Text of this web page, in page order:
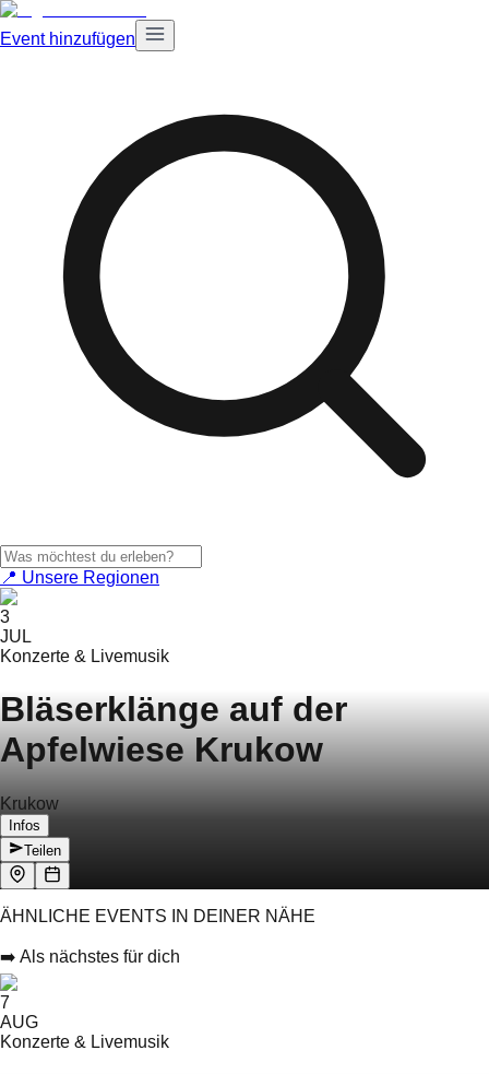
Event hinzufügen
📍 Unsere Regionen
3
JUL
Konzerte & Livemusik
Bläserklänge auf der
Apfelwiese Krukow
Krukow
Infos
Teilen
ÄHNLICHE EVENTS IN DEINER NÄHE
➡️ Als nächstes für dich
7
AUG
Konzerte & Livemusik